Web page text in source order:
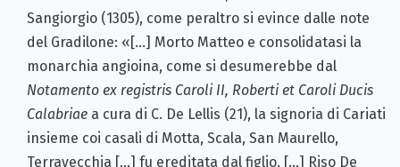
Sangiorgio (1305), come peraltro si evince dalle note
del Gradilone: «[…] Morto Matteo e consolidatasi la
monarchia angioina, come si desumerebbe dal
Notamento ex registris Caroli II, Roberti et Caroli Ducis
Calabriae a cura di C. De Lellis (21), la signoria di Cariati
insieme coi casali di Motta, Scala, San Maurello,
Terravecchia […] fu ereditata dal figlio. […] Riso De